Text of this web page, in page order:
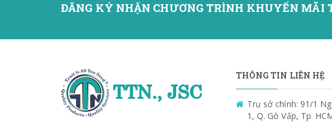
ĐĂNG KÝ NHẬN CHƯƠNG TRÌNH KHUYẾN MÃI
THÔNG TIN LIÊN HỆ
Trụ sở chính: 91/1
1, Q. Gò Vấp, Tp.